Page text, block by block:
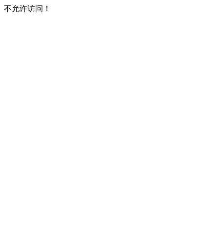
不允许访问！